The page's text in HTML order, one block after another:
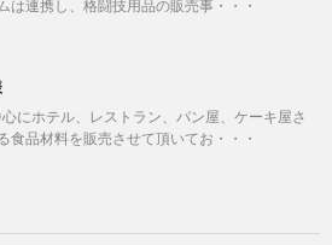
は連携し、格闘技用品の販売事・・・
にホテル、レストラン、パン屋、ケーキ屋さ
食品材料を販売させて頂いてお・・・